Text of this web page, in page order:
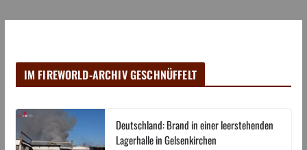
IM FIREWORLD-ARCHIV GESCHNÜFFELT
Deutschland: Brand in einer leerstehenden
Lagerhalle in Gelsenkirchen